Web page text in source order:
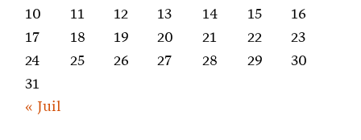
10
11 12 13 14 15
16
17
18 19 20 21 22
23
24
25 26 27 28 29
30
31
« Juil